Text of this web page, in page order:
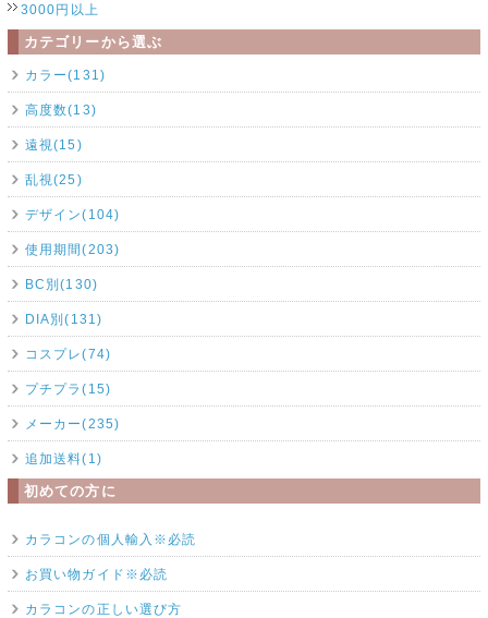
3000円以上
カテゴリーから選ぶ
カラー(131)
高度数(13)
遠視(15)
乱視(25)
デザイン(104)
使用期間(203)
BC別(130)
DIA別(131)
コスプレ(74)
プチプラ(15)
メーカー(235)
追加送料(1)
初めての方に
カラコンの個人輸入※必読
お買い物ガイド※必読
カラコンの正しい選び方